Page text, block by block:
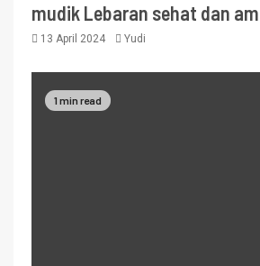
mudik Lebaran sehat dan
13 April 2024 Yudi
1 min read